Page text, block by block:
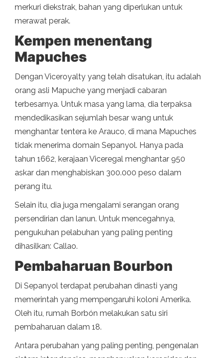
merkuri diekstrak, bahan yang diperlukan untuk
merawat perak.
Kempen menentang
Mapuches
Dengan Viceroyalty yang telah disatukan, itu adalah
orang asli Mapuche yang menjadi cabaran
terbesarnya. Untuk masa yang lama, dia terpaksa
mendedikasikan sejumlah besar wang untuk
menghantar tentera ke Arauco, di mana Mapuches
tidak menerima domain Sepanyol. Hanya pada
tahun 1662, kerajaan Viceregal menghantar 950
askar dan menghabiskan 300.000 peso dalam
perang itu.
Selain itu, dia juga mengalami serangan orang
persendirian dan lanun. Untuk mencegahnya,
pengukuhan pelabuhan yang paling penting
dihasilkan: Callao.
Pembaharuan Bourbon
Di Sepanyol terdapat perubahan dinasti yang
memerintah yang mempengaruhi koloni Amerika.
Oleh itu, rumah Borbón melakukan satu siri
pembaharuan dalam 18.
Antara perubahan yang paling penting, pengenalan